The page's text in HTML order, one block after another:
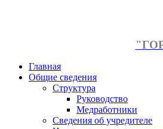
Главная
Общие сведения
Структура
Руководство
Медработники
Сведения об учредителе